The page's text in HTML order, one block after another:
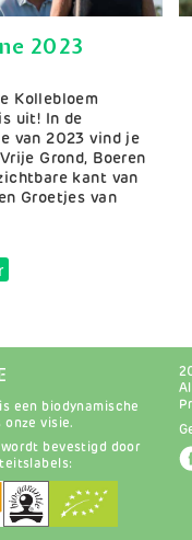
2023
Kollebloem
uit! In de
van 2023 vind je
Grond, Boeren
kant van
Groetjes van
over Magazine 2023
een biodynamische
onze visie.
bevestigd door